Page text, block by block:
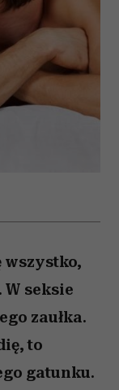
wszystko,
seksie
zaułka.
to
gatunku.